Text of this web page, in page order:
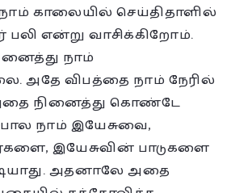
நாம் காலையில் செய்திதாளில்
என்று வாசிக்கிறோம்.
நாம்
அதே விபத்தை நாம் நேரில்
நினைத்து கொண்டே
நாம் இயேசுவை,
இயேசுவின் பாடுகளை
அதனாலே அதை